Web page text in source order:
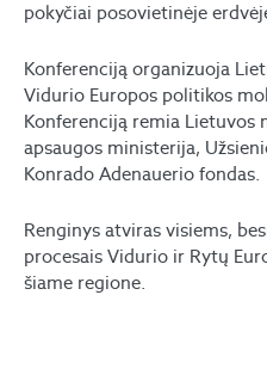
pokyčiai posovietinėje
Konferenciją organizuoja
Vidurio Europos politikos
Konferenciją remia Lietuvos
apsaugos ministerija,
Konrado Adenauerio fondas.
Renginys atviras visiems,
procesais Vidurio ir Rytų
šiame regione.